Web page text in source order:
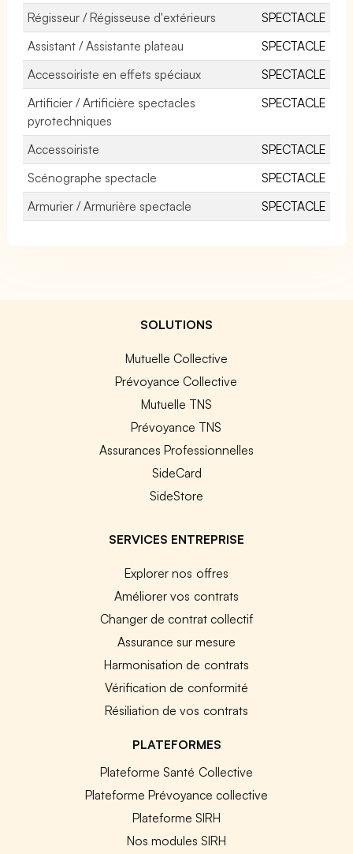
Régisseur / Régisseuse d'extérieurs
SPECTACLE
Assistant / Assistante plateau
SPECTACLE
Accessoiriste en effets spéciaux
SPECTACLE
Artificier / Artificière spectacles
pyrotechniques
SPECTACLE
Accessoiriste
SPECTACLE
Scénographe spectacle
SPECTACLE
Armurier / Armurière spectacle
SPECTACLE
SOLUTIONS
Mutuelle Collective
Prévoyance Collective
Mutuelle TNS
Prévoyance TNS
Assurances Professionnelles
SideCard
SideStore
SERVICES ENTREPRISE
Explorer nos offres
Améliorer vos contrats
Changer de contrat collectif
Assurance sur mesure
Harmonisation de contrats
Vérification de conformité
Résiliation de vos contrats
PLATEFORMES
Plateforme Santé Collective
Plateforme Prévoyance collective
Plateforme SIRH
Nos modules SIRH